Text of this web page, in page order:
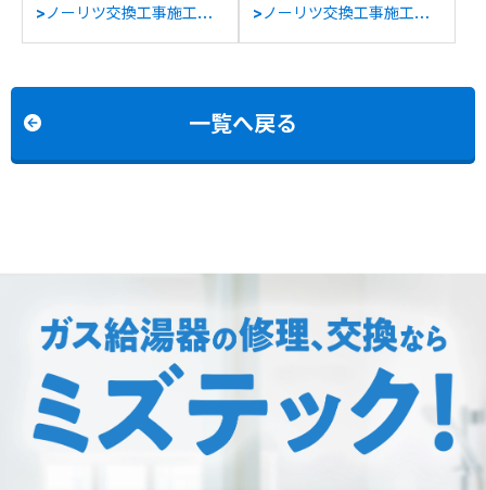
>ノーリツ交換工事施工事
>ノーリツ交換工事施工事
一覧へ戻る